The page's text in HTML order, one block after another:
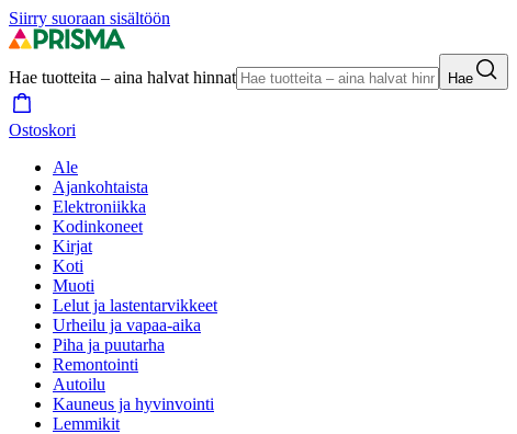
Siirry suoraan sisältöön
Hae tuotteita – aina halvat hinnat Hae
Ostoskori
Ale
Ajankohtaista
Elektroniikka
Kodinkoneet
Kirjat
Koti
Muoti
Lelut ja lastentarvikkeet
Urheilu ja vapaa-aika
Piha ja puutarha
Remontointi
Autoilu
Kauneus ja hyvinvointi
Lemmikit